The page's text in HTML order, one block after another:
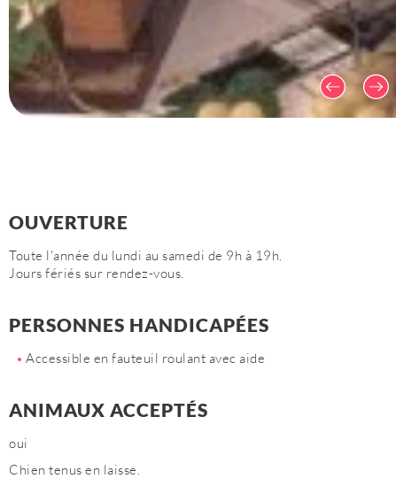
OUVERTURE
Toute l'année du lundi au samedi de 9h à 19h.
Jours fériés sur rendez-vous.
PERSONNES HANDICAPÉES
Accessible en fauteuil roulant avec aide
ANIMAUX ACCEPTÉS
oui
Chien tenus en laisse.